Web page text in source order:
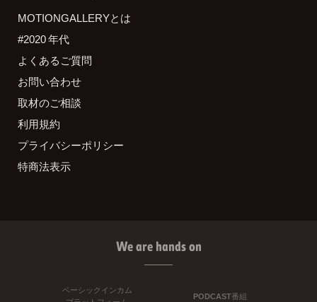
MOTIONGALLERYとは
#2020 年代
よくあるご質問
お問い合わせ
取材のご相談
利用規約
プライバシーポリシー
特商法表示
We are hands on
ベーシックインカム
PODCAST番組